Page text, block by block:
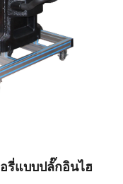
รี่แบบปลั๊กอินไฮ